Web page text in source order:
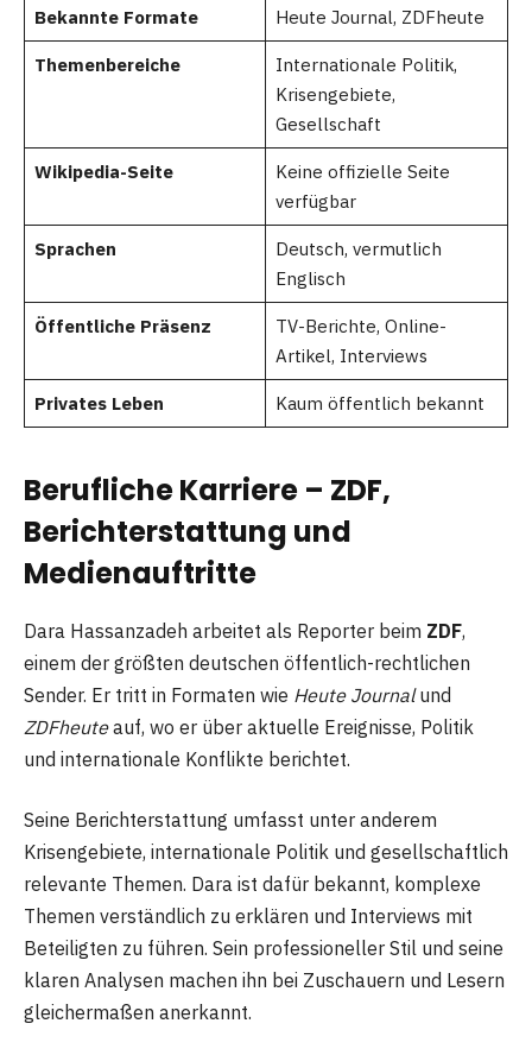
Bekannte Formate Heute Journal, ZDFheute
Themenbereiche
Internationale Politik,
Krisengebiete,
Gesellschaft
Wikipedia-Seite
Keine offizielle Seite
verfügbar
Sprachen
Deutsch, vermutlich
Englisch
Öffentliche Präsenz
TV-Berichte, Online-
Artikel, Interviews
Privates Leben Kaum öffentlich bekannt
Berufliche Karriere – ZDF,
Berichterstattung und
Medienauftritte
Dara Hassanzadeh arbeitet als Reporter beim ZDF,
einem der größten deutschen öffentlich-rechtlichen
Sender. Er tritt in Formaten wie Heute Journalund
ZDFheuteauf, wo er über aktuelle Ereignisse, Politik
und internationale Konflikte berichtet.
Seine Berichterstattung umfasst unter anderem
Krisengebiete, internationale Politik und gesellschaftlich
relevante Themen. Dara ist dafür bekannt, komplexe
Themen verständlich zu erklären und Interviews mit
Beteiligten zu führen. Sein professioneller Stil und seine
klaren Analysen machen ihn bei Zuschauern und Lesern
gleichermaßen anerkannt.